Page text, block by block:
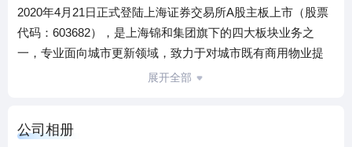
2020年4月21日正式登陆上海证券交易所A股主板上市（股票
代码：603682），是上海锦和集团旗下的四大板块业务之
一，专业面向城市更新领域，致力于对城市既有商用物业提
供全价值链一站式服务。通过对老旧物业的重新市场定位、
目前，其项目已遍及上海、北京、杭州、南京、苏州，并将
展开全部
公司相册